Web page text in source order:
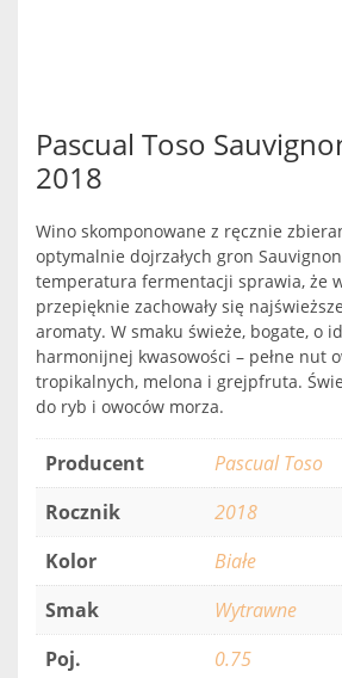
Pascual Toso
2018
Wino skomponowane z ręcznie
optymalnie dojrzałych gron
temperatura fermentacji sprawia, że
przepięknie zachowały się
aromaty. W smaku świeże, bogate, o
harmonijnej kwasowości – pełne nut
tropikalnych, melona i grejpfruta.
do ryb i owoców morza.
Producent
Pascual Toso
Rocznik
2018
Kolor
Białe
Smak
Wytrawne
Poj.
0.75